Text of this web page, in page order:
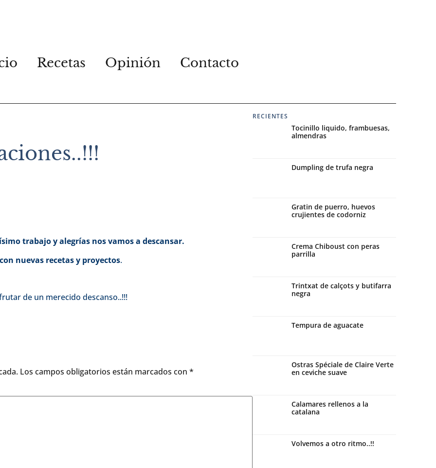
Recetas Opinión Contacto
trabajo y alegrías nos vamos a descansar.
nuevas recetas y proyectos.
de un merecido descanso..!!!
Los campos obligatorios están marcados con *
RECIENTES
Tocinillo liquido, frambuesas,
almendras
Dumpling de trufa negra
Gratin de puerro, huevos
crujientes de codorniz
Crema Chiboust con peras
parrilla
Trintxat de calçots y butifarra
negra
Tempura de aguacate
Ostras Spéciale de Claire Verte
en ceviche suave
Calamares rellenos a la
catalana
Volvemos a otro ritmo..!!